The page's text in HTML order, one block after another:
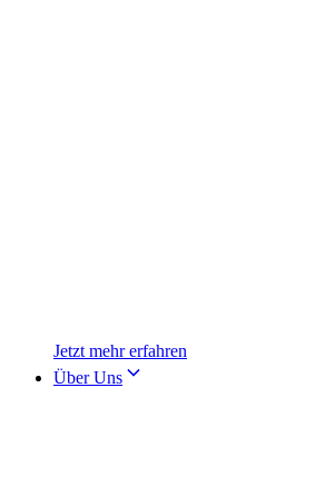
Jetzt mehr erfahren
Über Uns